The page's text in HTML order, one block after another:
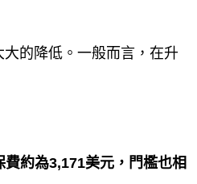
的降低。一般而言，在升
約為3,171美元，門檻也相